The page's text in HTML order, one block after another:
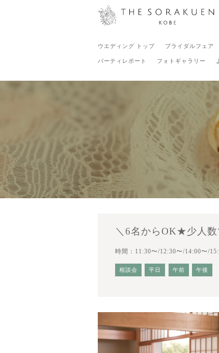
ウエディング トップ ブライダルフェア
パーティレポート フォトギャラリー
＼6名からOK★少人
時間：11:30〜/12:30〜/14:00〜/
相談会 平日 午前 午後